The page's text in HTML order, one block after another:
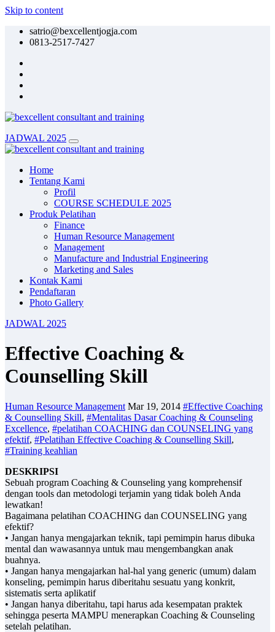
Skip to content
satrio@bexcellentjogja.com
0813-2517-7427
JADWAL 2025
Home
Tentang Kami
Profil
COURSE SCHEDULE 2025
Produk Pelatihan
Finance
Human Resource Management
Management
Manufacture and Industrial Engineering
Marketing and Sales
Kontak Kami
Pendaftaran
Photo Gallery
JADWAL 2025
Effective Coaching &
Counselling Skill
Human Resource Management Mar 19, 2014 #Effective Coaching
& Counselling Skill, #Mentalitas Dasar Coaching & Counseling
Excellence, #pelatihan COACHING dan COUNSELING yang
efektif, #Pelatihan Effective Coaching & Counselling Skill,
#Training keahlian
DESKRIPSI
Sebuah program Coaching & Counseling yang komprehensif
dengan tools dan metodologi terjamin yang tidak boleh Anda
lewatkan!
Bagaimana pelatihan COACHING dan COUNSELING yang
efektif?
• Jangan hanya mengajarkan teknik, tapi pemimpin harus dibuka
mental dan wawasannya untuk mau mengembangkan anak
buahnya.
• Jangan hanya mengajarkan hal-hal yang generic (umum) dalam
konseling, pemimpin harus diberitahu sesuatu yang konkrit,
sistematis serta aplikatif
• Jangan hanya diberitahu, tapi harus ada kesempatan praktek
sehingga peserta MAMPU menerapkan Coaching & Counseling
setelah pelatihan.